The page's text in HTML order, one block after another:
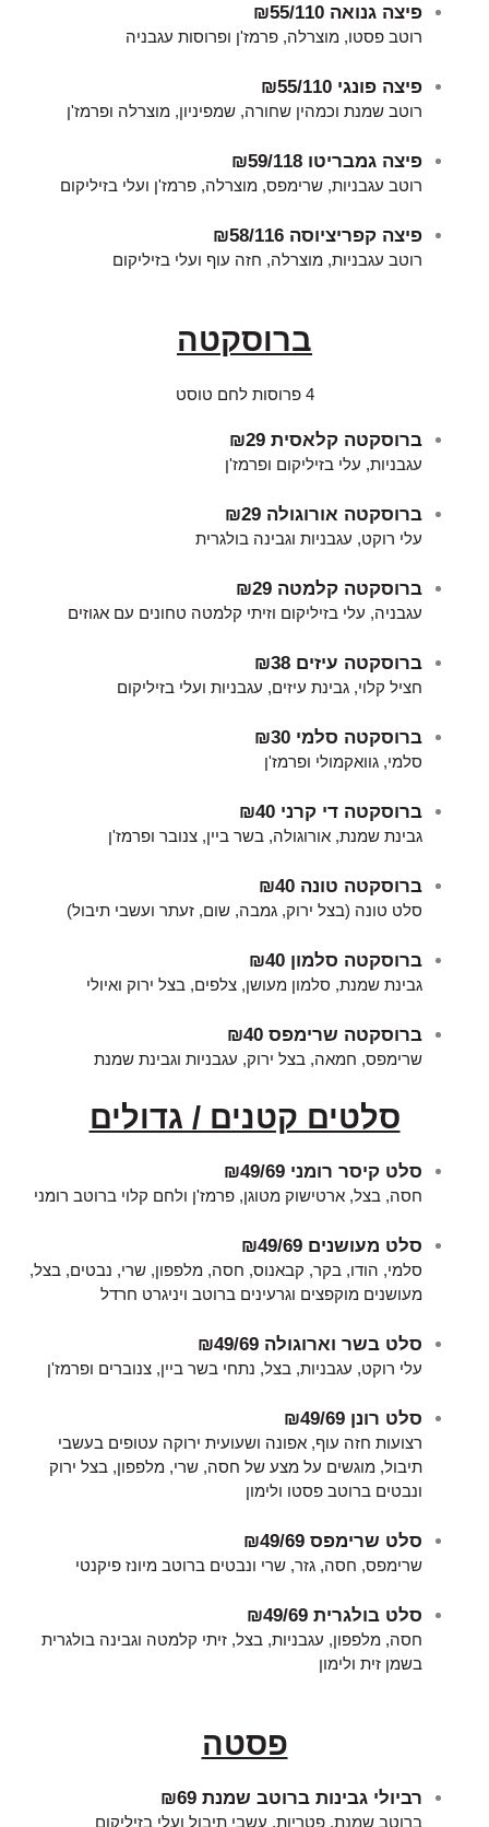
פיצה גנואה₪55/110
רוטב פסטו, מוצרלה, פרמז'ן ופרוסות עגבניה
פיצה פונגי₪55/110
רוטב שמנת וכמהין שחורה, שמפיניון, מוצרלה ופרמז'ן
פיצה גמבריטו₪59/118
רוטב עגבניות, שרימפס, מוצרלה, פרמז'ן ועלי בזיליקום
פיצה קפריציוסה₪58/116
רוטב עגבניות, מוצרלה, חזה עוף ועלי בזיליקום
ברוסקטה
4 פרוסות לחם טוסט
ברוסקטה קלאסית₪29
עגבניות, עלי בזיליקום ופרמז'ן
ברוסקטה אורוגולה₪29
עלי רוקט, עגבניות וגבינה בולגרית
ברוסקטה קלמטה₪29
עגבניה, עלי בזיליקום וזיתי קלמטה טחונים עם אגוזים
ברוסקטה עיזים₪38
חציל קלוי, גבינת עיזים, עגבניות ועלי בזיליקום
ברוסקטה סלמי₪30
סלמי, גוואקמולי ופרמז'ן
ברוסקטה די קרני₪40
גבינת שמנת, אורוגולה, בשר ביין, צנובר ופרמז'ן
ברוסקטה טונה₪40
סלט טונה (בצל ירוק, גמבה, שום, זעתר ועשבי תיבול)
ברוסקטה סלמון₪40
גבינת שמנת, סלמון מעושן, צלפים, בצל ירוק ואיולי
ברוסקטה שרימפס₪40
שרימפס, חמאה, בצל ירוק, עגבניות וגבינת שמנת
סלטים קטנים / גדולים
סלט קיסר רומני₪49/69
חסה, בצל, ארטישוק מטוגן, פרמז'ן ולחם קלוי ברוטב רומני
סלט מעושנים₪49/69
סלמי, הודו, בקר, קבאנוס, חסה, מלפפון, שרי, נבטים, בצל,
מעושנים מוקפצים וגרעינים ברוטב ויניגרט חרדל
סלט בשר וארוגולה₪49/69
עלי רוקט, עגבניות, בצל, נתחי בשר ביין, צנוברים ופרמז'ן
סלט רונן₪49/69
רצועות חזה עוף, אפונה ושעועית ירוקה עטופים בעשבי
תיבול, מוגשים על מצע של חסה, שרי, מלפפון, בצל ירוק
ונבטים ברוטב פסטו ולימון
סלט שרימפס₪49/69
שרימפס, חסה, גזר, שרי ונבטים ברוטב מיונז פיקנטי
סלט בולגרית₪49/69
חסה, מלפפון, עגבניות, בצל, זיתי קלמטה וגבינה בולגרית
בשמן זית ולימון
פסטה
רביולי גבינות ברוטב שמנת₪69
ברוטב שמנת, פטריות, עשבי תיבול ועלי בזיליקום